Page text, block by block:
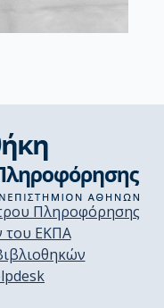
Πληροφόρησης
του ΕΚΠΑ